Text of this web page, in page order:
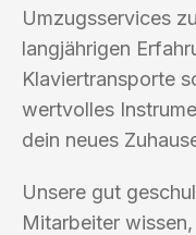
Umzugsservices
langjährigen
Klaviertransporte
wertvolles
dein neues
Unsere gut
Mitarbeiter